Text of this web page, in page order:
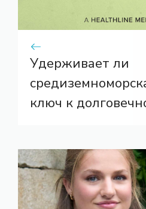
Удерживает ли
ключ к